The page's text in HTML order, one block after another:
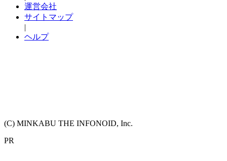
運営会社
サイトマップ
|
ヘルプ
(C) MINKABU THE INFONOID, Inc.
PR